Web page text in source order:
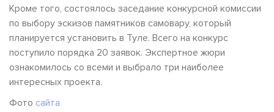
Кроме того, состоялось заседание конкурсной комиссии
по выбору эскизов памятников самовару, который
планируется установить в Туле. Всего на конкурс
поступило порядка 20 заявок. Экспертное жюри
ознакомилось со всеми и выбрало три наиболее
интересных проекта.
Фото сайта